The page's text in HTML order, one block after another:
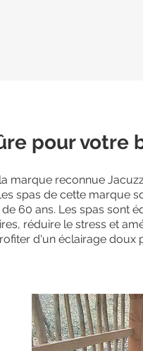
pour votre
marque reconnue
spas de cette marque
60 ans. Les spas sont
réduire le stress et
d'un éclairage doux